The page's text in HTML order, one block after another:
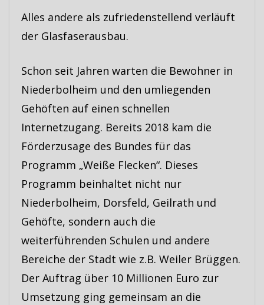
Alles andere als zufriedenstellend verläuft
der Glasfaserausbau.
Schon seit Jahren warten die Bewohner in
Niederbolheim und den umliegenden
Gehöften auf einen schnellen
Internetzugang. Bereits 2018 kam die
Förderzusage des Bundes für das
Programm „Weiße Flecken“. Dieses
Programm beinhaltet nicht nur
Niederbolheim, Dorsfeld, Geilrath und
Gehöfte, sondern auch die
weiterführenden Schulen und andere
Bereiche der Stadt wie z.B. Weiler Brüggen.
Der Auftrag über 10 Millionen Euro zur
Umsetzung ging gemeinsam an die